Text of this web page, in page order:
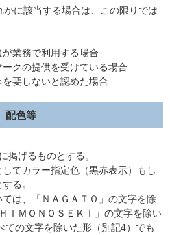
に該当する場合は、この限りでは
業務で利用する場合
クの提供を受けている場合
要しないと認めた場合
配色等
掲げるものとする。
てカラー指定色（黒赤表示）もし
る。
は、「ＮＡＧＡＴＯ」の文字を除
ＩＭＯＮＯＳＥＫＩ」の文字を除い
ての文字を除いた形（別記4）でも